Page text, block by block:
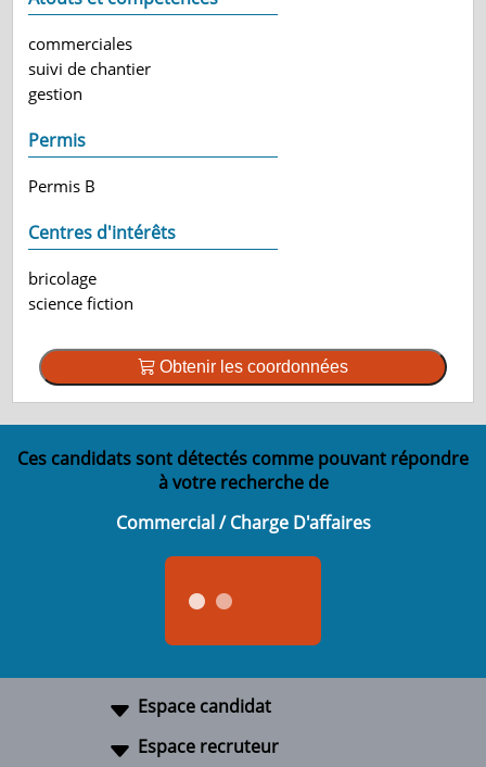
commerciales
suivi de chantier
gestion
Permis
Permis B
Centres d'intérêts
bricolage
science fiction
Obtenir les coordonnées
Ces candidats sont détectés comme pouvant répondre
à votre recherche de
Commercial / Charge D'affaires
Espace candidat
Espace recruteur